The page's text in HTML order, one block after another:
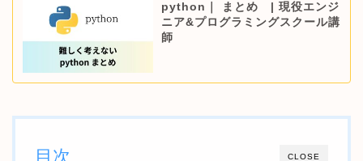
python｜ まとめ | 現役エンジ
ニア&プログラミングスクール講
師
CLOSE
目次